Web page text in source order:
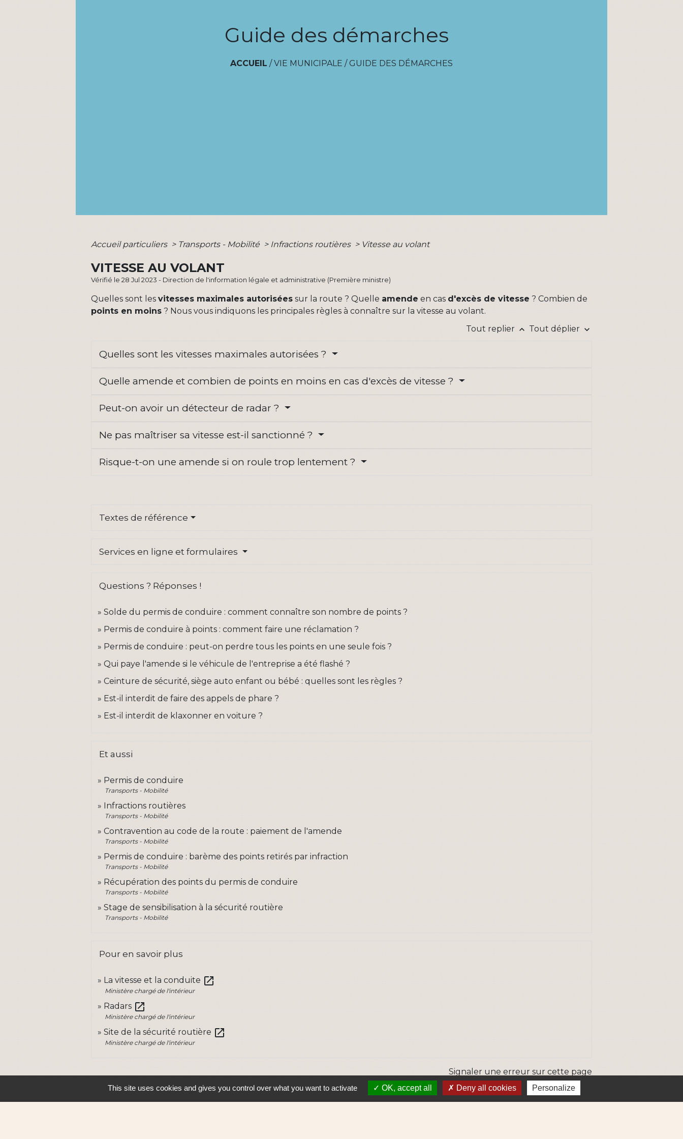
Guide des démarches
ACCUEIL /VIE MUNICIPALE / GUIDE DES DÉMARCHES
Accueil particuliers > Transports - Mobilité > Infractions routières > Vitesse au volant
VITESSE AU VOLANT
Vérifié le 28 Jul 2023 - Direction de l'information légale et administrative (Première ministre)
Quelles sont lesvitesses maximales autorisées sur la route ? Quelle amende en cas d'excès de vitesse ? Combien de
points en moins ? Nous vous indiquons les principales règles à connaître sur la vitesse au volant.
Tout replier keyboard_arrow_up Tout déplier keyboard_arrow_down
Quelles sont les vitesses maximales autorisées ?
Quelle amende et combien de points en moins en cas d'excès de vitesse ?
Peut-on avoir un détecteur de radar ?
Ne pas maîtriser sa vitesse est-il sanctionné ?
Risque-t-on une amende si on roule trop lentement ?
Textes de référence
Services en ligne et formulaires
Questions ? Réponses !
Solde du permis de conduire : comment connaître son nombre de points ?
Permis de conduire à points : comment faire une réclamation ?
Permis de conduire : peut-on perdre tous les points en une seule fois ?
Qui paye l'amende si le véhicule de l'entreprise a été flashé ?
Ceinture de sécurité, siège auto enfant ou bébé : quelles sont les règles ?
Est-il interdit de faire des appels de phare ?
Est-il interdit de klaxonner en voiture ?
Et aussi
Permis de conduire
Transports - Mobilité
Infractions routières
Transports - Mobilité
Contravention au code de la route : paiement de l'amende
Transports - Mobilité
Permis de conduire : barème des points retirés par infraction
Transports - Mobilité
Récupération des points du permis de conduire
Transports - Mobilité
Stage de sensibilisation à la sécurité routière
Transports - Mobilité
Pour en savoir plus
La vitesse et la conduite open_in_new
Ministère chargé de l'intérieur
Radars open_in_new
Ministère chargé de l'intérieur
Site de la sécurité routière open_in_new
Ministère chargé de l'intérieur
Signaler une erreur sur cette page
This site uses cookies and gives you control over what you want to activate OK, accept all Deny all cookies Personalize